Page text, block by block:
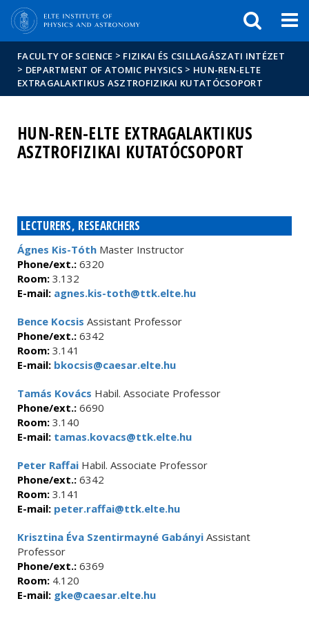
FACULTY OF SCIENCE > FIZIKAI ÉS CSILLAGÁSZATI INTÉZET
> DEPARTMENT OF ATOMIC PHYSICS > HUN-REN-ELTE
EXTRAGALAKTIKUS ASZTROFIZIKAI KUTATÓCSOPORT
HUN-REN-ELTE EXTRAGALAKTIKUS
ASZTROFIZIKAI KUTATÓCSOPORT
LECTURERS, RESEARCHERS
Ágnes Kis-Tóth Master Instructor
Phone/ext.: 6320
Room: 3.132
E-mail: agnes.kis-toth@ttk.elte.hu
Bence Kocsis Assistant Professor
Phone/ext.: 6342
Room: 3.141
E-mail: bkocsis@caesar.elte.hu
Tamás Kovács Habil. Associate Professor
Phone/ext.: 6690
Room: 3.140
E-mail: tamas.kovacs@ttk.elte.hu
Peter Raffai Habil. Associate Professor
Phone/ext.: 6342
Room: 3.141
E-mail: peter.raffai@ttk.elte.hu
Krisztina Éva Szentirmayné Gabányi Assistant
Professor
Phone/ext.: 6369
Room: 4.120
E-mail: gke@caesar.elte.hu